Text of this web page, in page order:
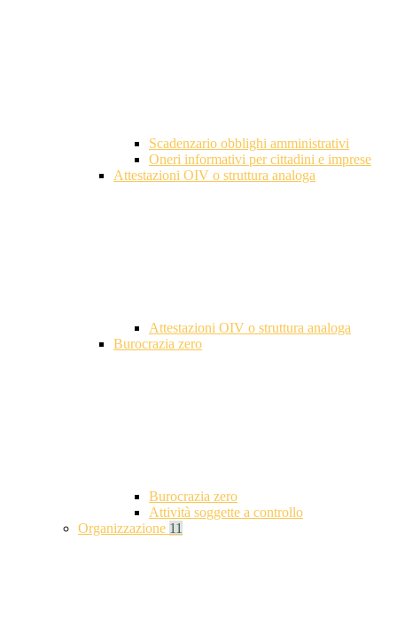
Scadenzario obblighi amministrativi
Oneri informativi per cittadini e imprese
Attestazioni OIV o struttura analoga
Attestazioni OIV o struttura analoga
Burocrazia zero
Burocrazia zero
Attività soggette a controllo
Organizzazione 11